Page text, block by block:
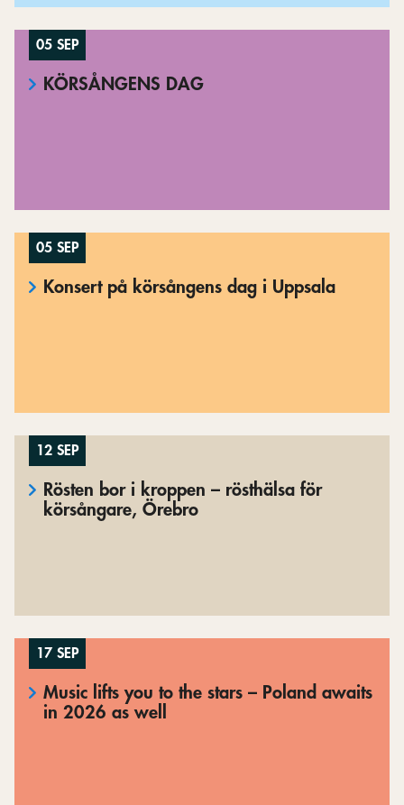
05 SEP
KÖRSÅNGENS DAG
05 SEP
Konsert på körsångens dag i Uppsala
12 SEP
Rösten bor i kroppen – rösthälsa för
körsångare, Örebro
17 SEP
Music lifts you to the stars – Poland awaits
in 2026 as well